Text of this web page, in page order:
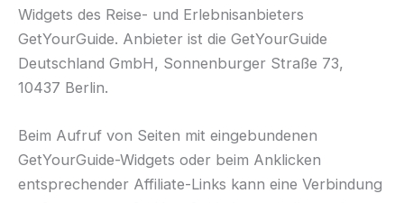
Widgets des Reise- und Erlebnisanbieters
GetYourGuide. Anbieter ist die GetYourGuide
Deutschland GmbH, Sonnenburger Straße 73,
10437 Berlin.
Beim Aufruf von Seiten mit eingebundenen
GetYourGuide-Widgets oder beim Anklicken
entsprechender Affiliate-Links kann eine Verbindung